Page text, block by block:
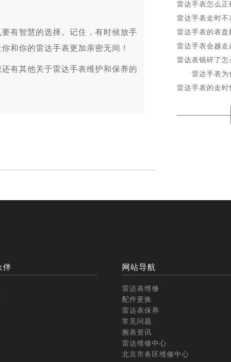
有智慧的选择。记住，有时候放手
和你的雷达手表更加亲密无间！
有其他关于雷达手表维护和保养的
雷达手表怎么正
雷达手表走时不
雷达手表的表
雷达手表会越走
雷达表镜碎了
雷达手表为
雷达手表的走时
伴 网站导航
雷达表维修
配件更换
雷达表保养
常见问题
腕表资讯
雷达维修中心
北京市各区维修中心